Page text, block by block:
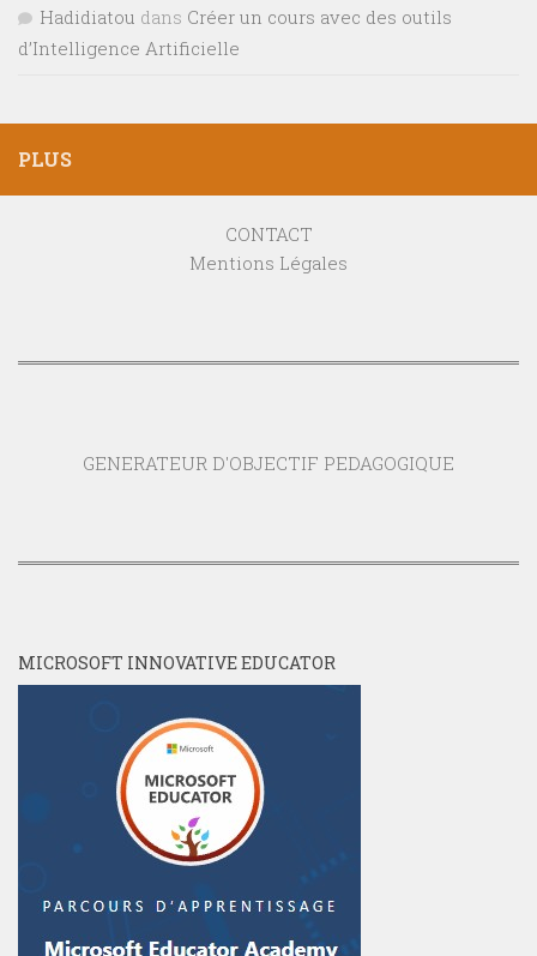
Hadidiatou dans Créer un cours avec des outils
d’Intelligence Artificielle
PLUS
CONTACT
Mentions Légales
GENERATEUR D'OBJECTIF PEDAGOGIQUE
MICROSOFT INNOVATIVE EDUCATOR